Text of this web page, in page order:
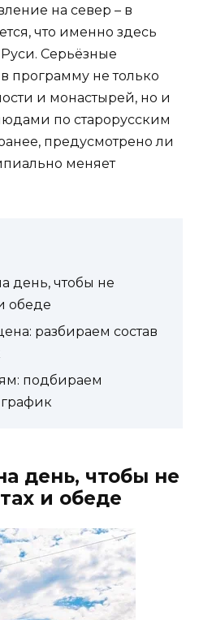
на север – в
что именно здесь
Серьёзные
программу не только
и монастырей, но и
по старорусским
предусмотрено ли
меняет
день, чтобы не
обеде
разбираем состав
подбираем
день, чтобы не
и обеде